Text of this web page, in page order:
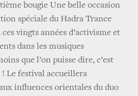
bougie Une belle occasion
spéciale du Hadra Trance
vingts années d’activisme et
dans les musiques
que l’on puisse dire, c’est
Le festival accueillera
influences orientales du duo